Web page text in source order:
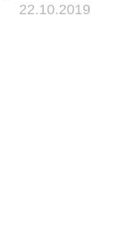
22.10.2019